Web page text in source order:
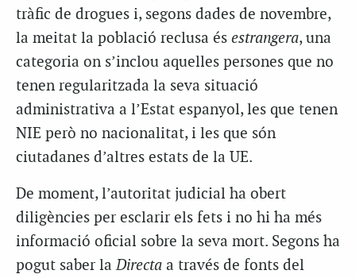
tràfic de drogues i, segons dades de novembre,
la meitat la població reclusa és estrangera, una
categoria on s’inclou aquelles persones que no
tenen regularitzada la seva situació
administrativa a l’Estat espanyol, les que tenen
NIE però no nacionalitat, i les que són
ciutadanes d’altres estats de la UE.
De moment, l’autoritat judicial ha obert
diligències per esclarir els fets i no hi ha més
informació oficial sobre la seva mort. Segons ha
pogut saber laDirecta a través de fonts del